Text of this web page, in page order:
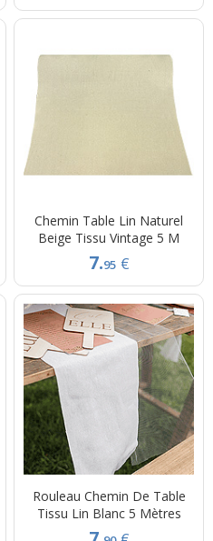
Chemin Table Lin Naturel
Beige Tissu Vintage 5 M
7.95 €
Rouleau Chemin De Table
Tissu Lin Blanc 5 Mètres